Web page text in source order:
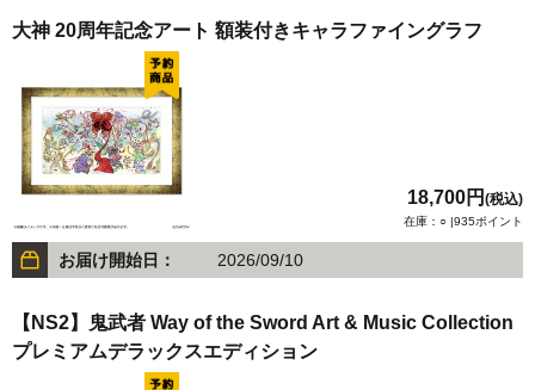
大神 20周年記念アート 額装付きキャラファイングラフ
18,700円 (税込)
在庫：○ |935ポイント
お届け開始日： 2026/09/10
【NS2】鬼武者 Way of the Sword Art & Music Collection
プレミアムデラックスエディション